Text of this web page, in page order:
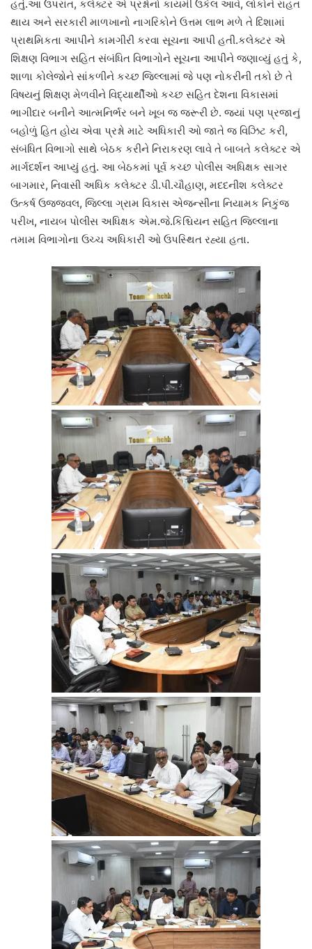
હતું.આ ઉપરાંત, કલેક્ટર એ પ્રશ્નોનો કાયમી ઉકેલ આવે, લોકોને રાહત
થાય અને સરકારી માળખાનો નાગરિકોને ઉત્તમ લાભ મળે તે દિશામાં
પ્રાથમિકતા આપીને કામગીરી કરવા સૂચના આપી હતી.કલેક્ટર એ
શિક્ષણ વિભાગ સહિત સંબંધિત વિભાગોને સૂચના આપીને જણાવ્યું હતું કે,
શાળા કોલેજોને સાંકળીને કચ્છ જિલ્લામાં જે પણ નોકરીની તકો છે તે
વિષયનું શિક્ષણ મેળવીને વિદ્યાર્થીઓ કચ્છ સહિત દેશના વિકાસમાં
ભાગીદાર બનીને આત્મનિર્ભર બને ખૂબ જ જરૂરી છે. જ્યાં પણ પ્રજાનું
બહોળું હિત હોય એવા પ્રશ્નો માટે અધિકારી ઓ જાતે જ વિઝિટ કરી,
સંબંધિત વિભાગો સાથે બેઠક કરીને નિરાકરણ લાવે તે બાબતે કલેક્ટર એ
માર્ગદર્શન આપ્યું હતું. આ બેઠકમાં પૂર્વ કચ્છ પોલીસ અધિક્ષક સાગર
બાગમાર, નિવાસી અધિક કલેક્ટર ડી.પી.ચૌહાણ, મદદનીશ કલેક્ટર
ઉત્કર્ષ ઉજ્જવલ, જિલ્લા ગ્રામ વિકાસ એજન્સીના નિયામક નિકુંજ
પરીખ, નાયબ પોલીસ અધિક્ષક એમ.જે.કિશ્ચિયન સહિત જિલ્લાના
તમામ વિભાગોના ઉચ્ચ અધિકારી ઓ ઉપસ્થિત રહ્યા હતા.